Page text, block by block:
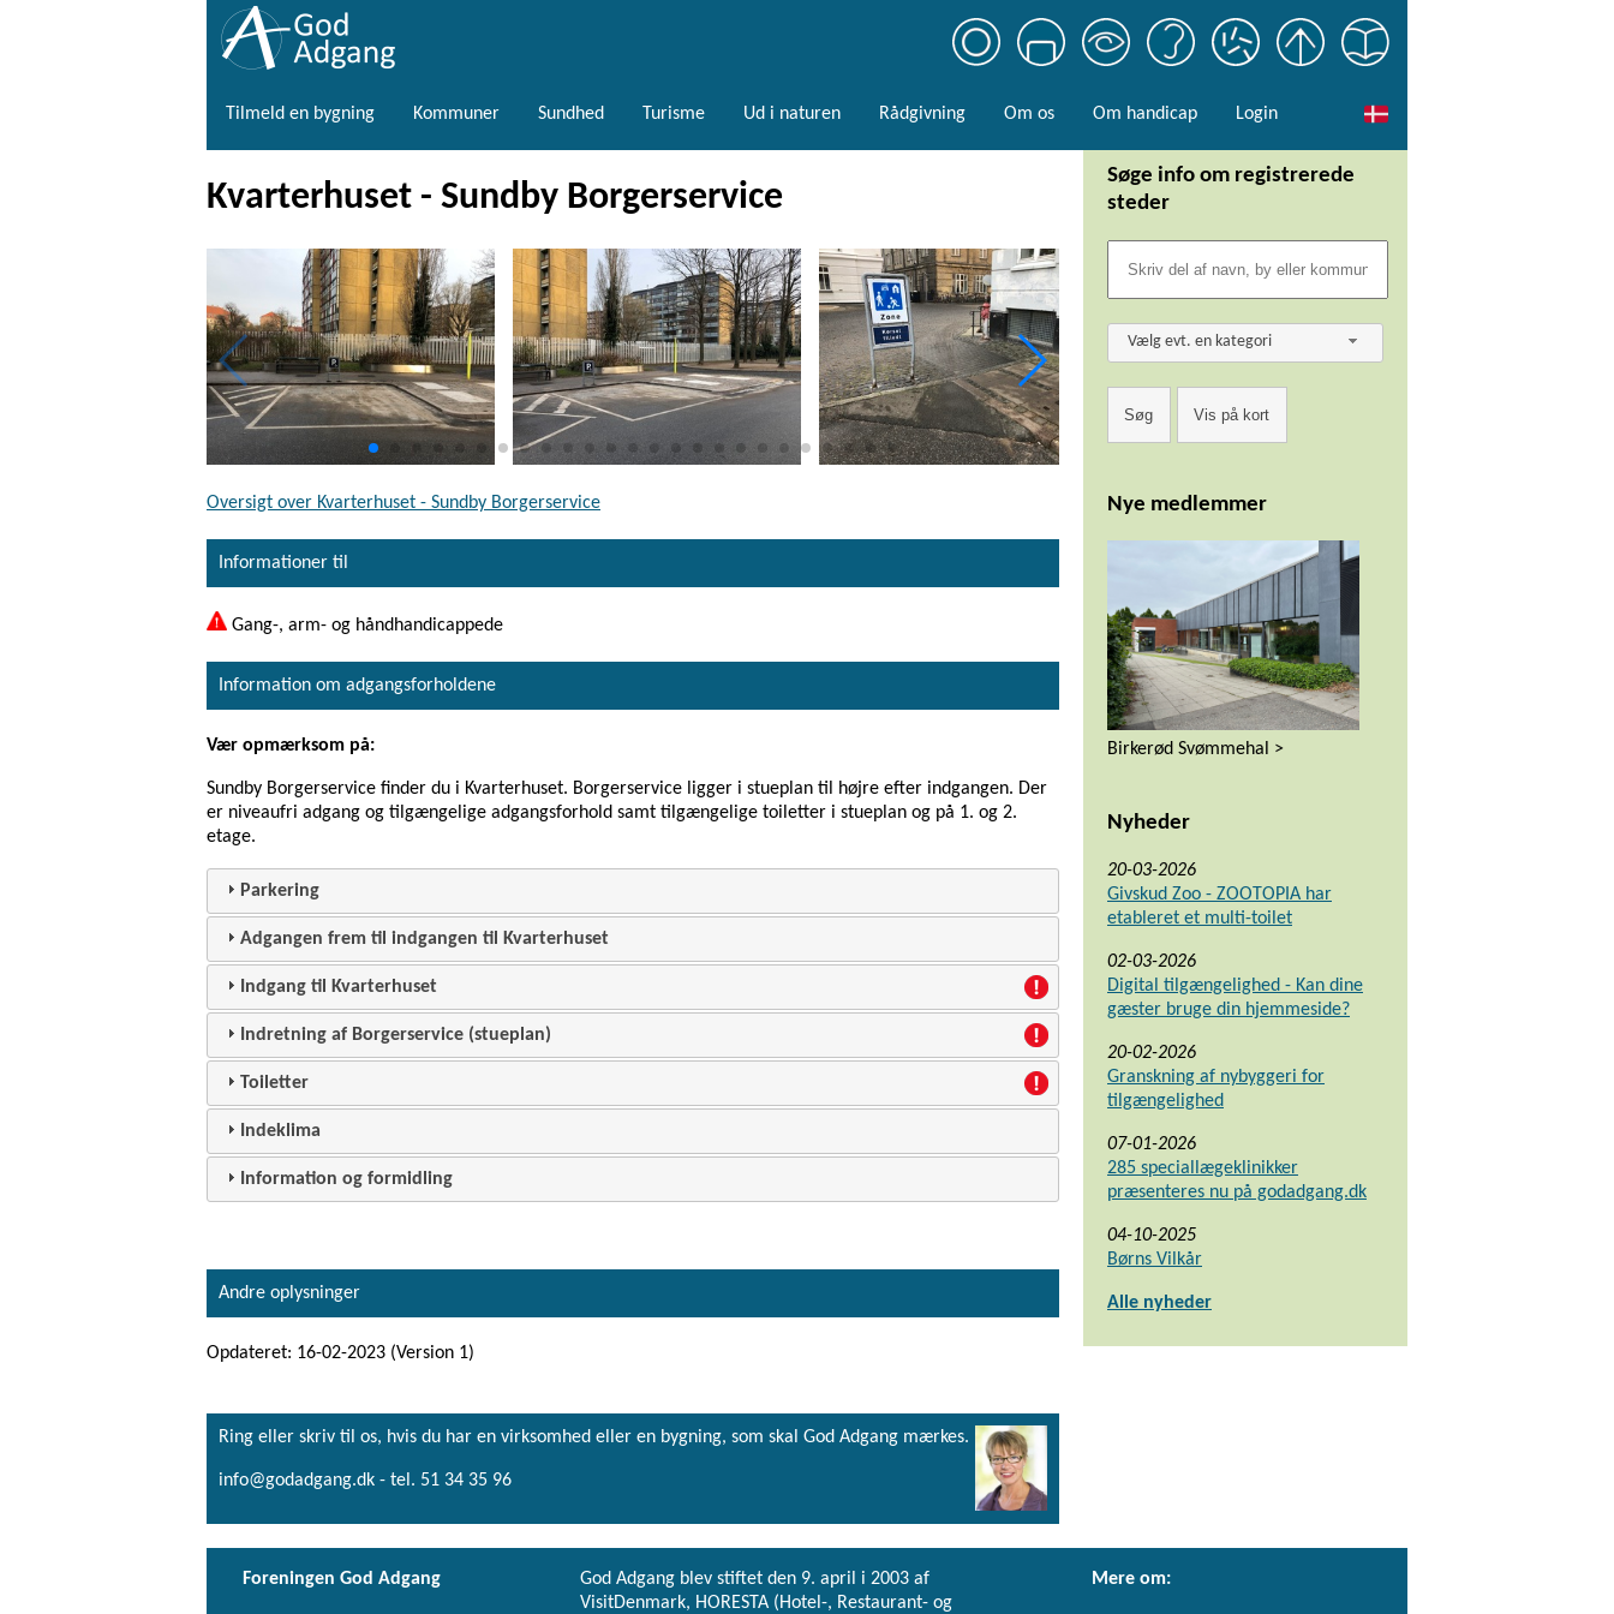
Tilmeld en bygning Kommuner Sundhed Turisme Ud i naturen Rådgivning Om os Om handicap Login
Kvarterhuset - Sundby Borgerservice
Oversigt over Kvarterhuset - Sundby Borgerservice
Informationer til
Gang-, arm- og håndhandicappede
Information om adgangsforholdene
Vær opmærksom på:
Sundby Borgerservice finder du i Kvarterhuset. Borgerservice ligger i stueplan til højre efter indgangen. Der
er niveaufri adgang og tilgængelige adgangsforhold samt tilgængelige toiletter i stueplan og på 1. og 2.
etage.
Parkering
Adgangen frem til indgangen til Kvarterhuset
Indgang til Kvarterhuset
Indretning af Borgerservice (stueplan)
Toiletter
Indeklima
Information og formidling
Andre oplysninger
Opdateret: 16-02-2023 (Version 1)
Ring eller skriv til os, hvis du har en virksomhed eller en bygning, som skal God Adgang mærkes.
info@godadgang.dk - tel. 51 34 35 96
Søge info om registrerede
steder
Vælg evt. en kategori
Nye medlemmer
Birkerød Svømmehal >
Nyheder
20-03-2026
Givskud Zoo - ZOOTOPIA har
etableret et multi-toilet
02-03-2026
Digital tilgængelighed - Kan dine
gæster bruge din hjemmeside?
20-02-2026
Granskning af nybyggeri for
tilgængelighed
07-01-2026
285 speciallægeklinikker
præsenteres nu på godadgang.dk
04-10-2025
Børns Vilkår
Alle nyheder
Foreningen God Adgang
God Adgang blev stiftet den 9. april i 2003 af
VisitDenmark, HORESTA (Hotel-, Restaurant- og
Mere om: